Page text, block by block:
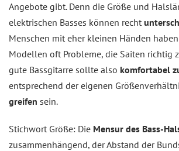
Angebote gibt. Denn die Größe und
elektrischen Basses können recht
Menschen mit eher kleinen Händen
Modellen oft Probleme, die Saiten richtig
gute Bassgitarre sollte also komfortabel
entsprechend der eigenen
greifen sein.
Stichwort Größe: Die Mensur des Bass-
zusammenhängend, der Abstand der